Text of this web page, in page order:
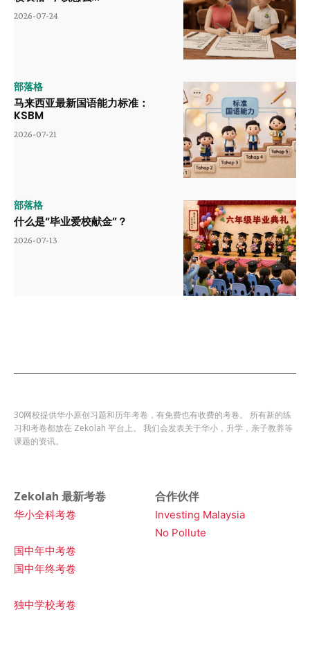
2026-07-24
部落格
马来西亚最新国语能力标准：
KSBM
2026-07-21
部落格
什么是“毕业爱校献金”？
2026-07-13
30网校提供华小原创习题和历年考卷，有免费也有收费的考卷。 所有新的练
习和考卷都放在 Zekolah 平台上。 我们会发表关于华小，升学，亲子教养等
课题的资讯。
Zekolah 最新考卷
华小全科考卷
国中年中考卷
国中年终考卷
独中学校考卷
合作伙伴
Investing Malaysia
No Pollute